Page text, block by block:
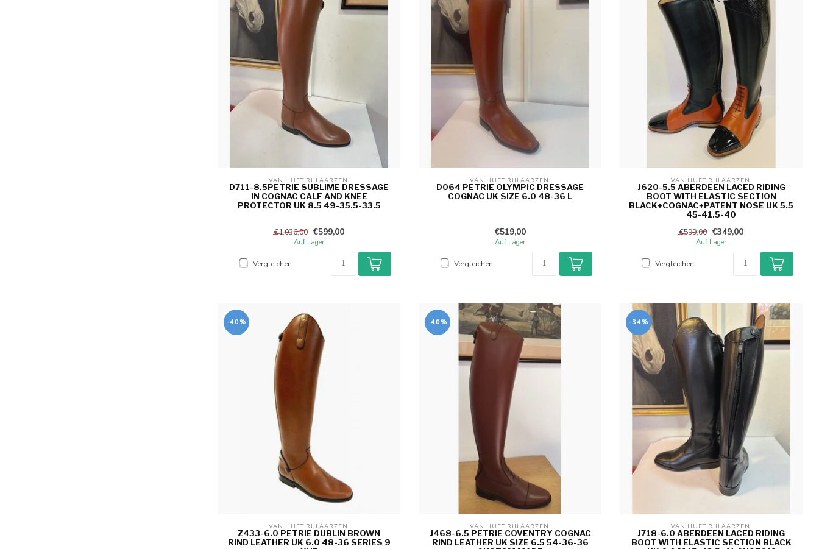
VAN HUET RIJLAARZEN
D711-8.5PETRIE SUBLIME DRESSAGE
IN COGNAC CALF AND KNEE
PROTECTOR UK 8.5 49-35.5-33.5
€1.036,00 €599,00
Auf Lager
Vergleichen
VAN HUET RIJLAARZEN
D064 PETRIE OLYMPIC DRESSAGE
COGNAC UK SIZE 6.0 48-36 L
€519,00
Auf Lager
Vergleichen
VAN HUET RIJLAARZEN
J620-5.5 ABERDEEN LACED RIDING
BOOT WITH ELASTIC SECTION
BLACK+COGNAC+PATENT NOSE UK 5.5
45-41.5-40
€599,00 €349,00
Auf Lager
Vergleichen
-40%
VAN HUET RIJLAARZEN
Z433-6.0 PETRIE DUBLIN BROWN
RIND LEATHER UK 6.0 48-36 SERIES 9
-40%
VAN HUET RIJLAARZEN
J468-6.5 PETRIE COVENTRY COGNAC
RIND LEATHER UK SIZE 6.5 54-36-36
-34%
VAN HUET RIJLAARZEN
J718-6.0 ABERDEEN LACED RIDING
BOOT WITH ELASTIC SECTION BLACK